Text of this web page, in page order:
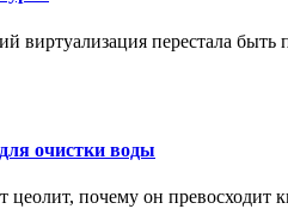
перестала быть
очистки воды
цеолит, почему он